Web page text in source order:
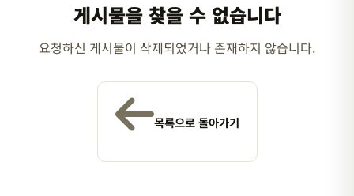
게시물을 찾을 수 없습니다
요청하신 게시물이 삭제되었거나 존재하지 않습니다.
목록으로 돌아가기